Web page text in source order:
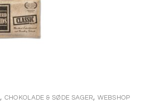
, CHOKOLADE & SØDE SAGER,WEBSHOP